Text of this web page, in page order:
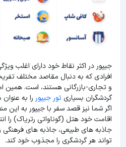
جیپور در اکثر نقاط خود دارای اغلب
افرادی که به دنبال مقاصد مختلف
و تجاری-بازرگانی هستند، است. همین
گردشگران بسیاریتور جیپور را به
اگر شما نیز قصد سفر با جیپور به این
اقامت خود هتل (گوناواتی رتریاک) را
جاذبه های طبیعی، جاذبه های
تواند هر گردشگری را مجذوب خود کند.